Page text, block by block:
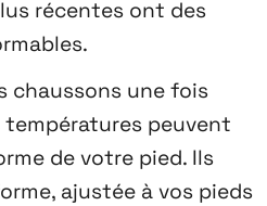
récentes ont des
.
chaussons une fois
peuvent
de votre pied. Ils
ajustée à vos pieds